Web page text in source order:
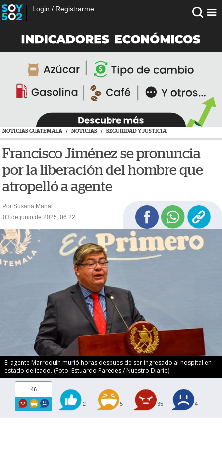
Login / Registrarme
NOTICIAS GUATEMALA / NOTICIAS / SEGURIDAD Y JUSTICIA
Francisco Jiménez se pronuncia
por la liberación del hombre que
atropelló a agente
Por Susana Manai
03 de junio de 2025, 06:22
El agente Marroquín murió horas después de ser ingresado al hospital en
estado delicado. (Foto: Estuardo Paredes / Nuestro Diario)
46
2 5 35 4